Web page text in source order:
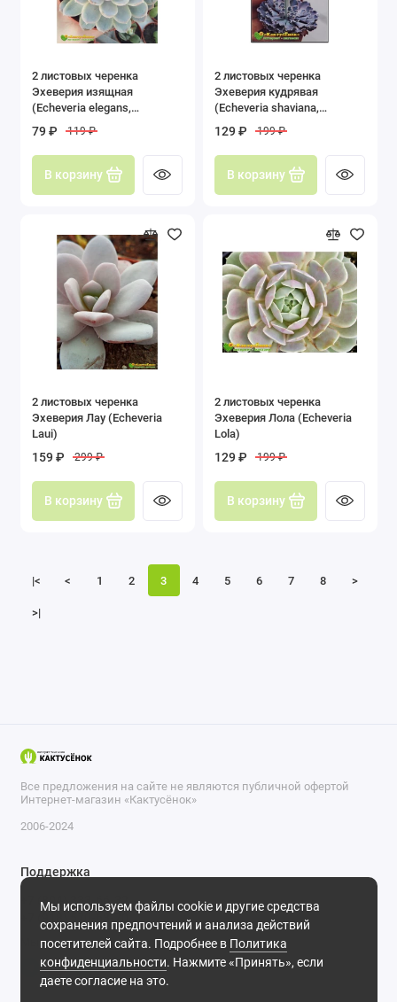
2 листовых черенка
Эхеверия изящная
(Echeveria elegans,
79 ₽ 119 ₽
В корзину
2 листовых черенка
Эхеверия кудрявая
(Echeveria shaviana,
129 ₽ 199 ₽
В корзину
2 листовых черенка
Эхеверия Лау (Echeveria
Laui)
159 ₽ 299 ₽
В корзину
2 листовых черенка
Эхеверия Лола (Echeveria
Lola)
129 ₽ 199 ₽
В корзину
|< < 1 2 3 4 5 6 7 8 >
>|
Мы используем файлы cookie и другие средства
сохранения предпочтений и анализа действий
посетителей сайта. Подробнее в Политика
конфиденциальности. Нажмите «Принять», если
даете согласие на это.
Все предложения на сайте не являются публичной офертой
Интернет-магазин «Кактусёнок»
2006-2024
Поддержка
+7 (804) 333-66-32
+7 (918) 570-63-70
Мы в сети